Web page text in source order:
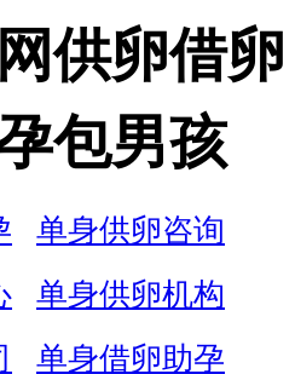
供卵借卵
包男孩
单身供卵咨询
单身供卵机构
单身借卵助孕